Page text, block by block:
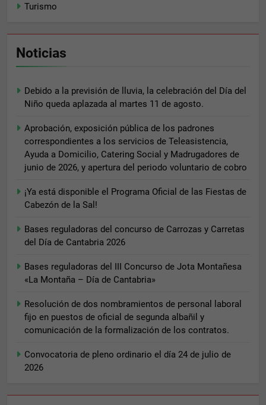
Turismo
Noticias
Debido a la previsión de lluvia, la celebración del Día del
Niño queda aplazada al martes 11 de agosto.
Aprobación, exposición pública de los padrones
correspondientes a los servicios de Teleasistencia,
Ayuda a Domicilio, Catering Social y Madrugadores de
junio de 2026, y apertura del periodo voluntario de cobro
¡Ya está disponible el Programa Oficial de las Fiestas de
Cabezón de la Sal!
Bases reguladoras del concurso de Carrozas y Carretas
del Día de Cantabria 2026
Bases reguladoras del III Concurso de Jota Montañesa
«La Montaña – Día de Cantabria»
Resolución de dos nombramientos de personal laboral
fijo en puestos de oficial de segunda albañil y
comunicación de la formalización de los contratos.
Convocatoria de pleno ordinario el día 24 de julio de
2026
mientras visitas
nuestro sitio,
posibilidad de
ver contenido y
ofertas
personalizados.